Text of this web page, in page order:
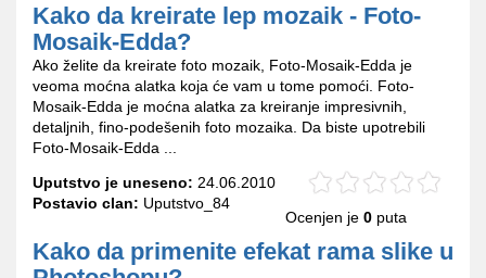
Kako da kreirate lep mozaik - Foto-
Mosaik-Edda?
Ako želite da kreirate foto mozaik, Foto-Mosaik-Edda je
veoma moćna alatka koja će vam u tome pomoći. Foto-
Mosaik-Edda je moćna alatka za kreiranje impresivnih,
detaljnih, fino-podešenih foto mozaika. Da biste upotrebili
Foto-Mosaik-Edda ...
Uputstvo je uneseno: 24.06.2010
Postavio clan: Uputstvo_84
Ocenjen je 0 puta
Kako da primenite efekat rama slike u